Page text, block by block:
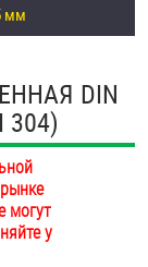
мм
DIN
304)
могут
у